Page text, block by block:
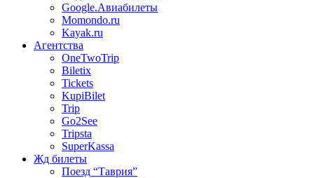
Google.Авиабилеты
Momondo.ru
Kayak.ru
Агентства
OneTwoTrip
Biletix
Tickets
KupiBilet
Trip
Go2See
Tripsta
SuperKassa
Жд билеты
Поезд “Таврия”